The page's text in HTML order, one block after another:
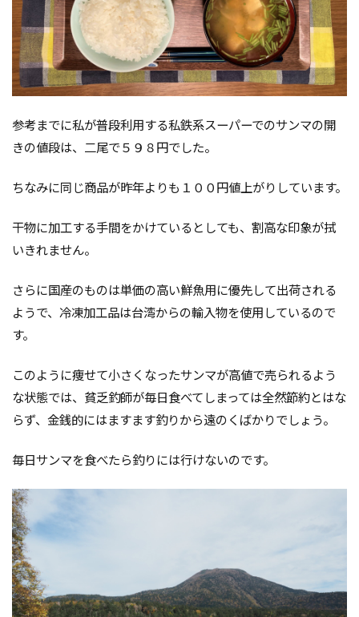
参考までに私が普段利用する私鉄系スーパーでのサンマの開
きの値段は、二尾で５９８円でした。
ちなみに同じ商品が昨年よりも１００円値上がりしています。
干物に加工する手間をかけているとしても、割高な印象が拭
いきれません。
さらに国産のものは単価の高い鮮魚用に優先して出荷される
ようで、冷凍加工品は台湾からの輸入物を使用しているので
す。
このように痩せて小さくなったサンマが高値で売られるよう
な状態では、貧乏釣師が毎日食べてしまっては全然節約とはな
らず、金銭的にはますます釣りから遠のくばかりでしょう。
毎日サンマを食べたら釣りには行けないのです。